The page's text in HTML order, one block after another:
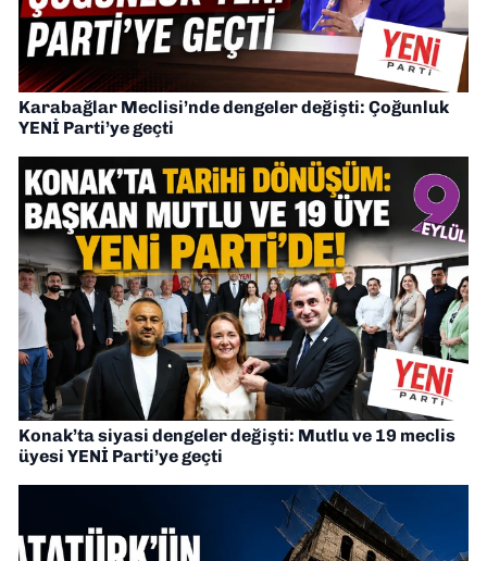
Karabağlar Meclisi’nde dengeler değişti: Çoğunluk
YENİ Parti’ye geçti
Konak’ta siyasi dengeler değişti: Mutlu ve 19 meclis
üyesi YENİ Parti’ye geçti